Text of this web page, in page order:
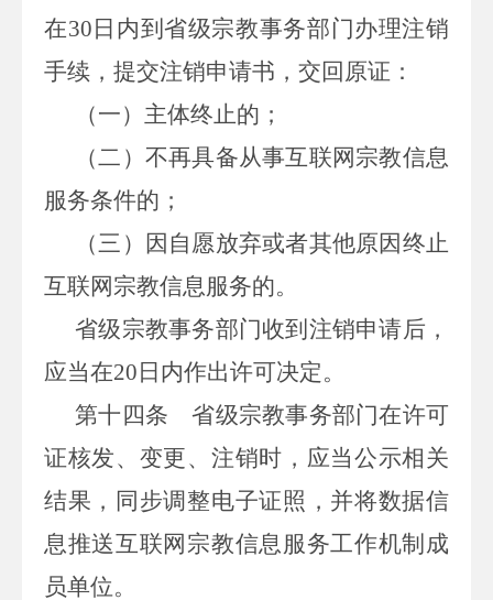
在30日内到省级宗教事务部门办理注销
手续，提交注销申请书，交回原证：
（一）主体终止的；
（二）不再具备从事互联网宗教信息
服务条件的；
（三）因自愿放弃或者其他原因终止
互联网宗教信息服务的。
省级宗教事务部门收到注销申请后，
应当在20日内作出许可决定。
第十四条 省级宗教事务部门在许可
证核发、变更、注销时，应当公示相关
结果，同步调整电子证照，并将数据信
息推送互联网宗教信息服务工作机制成
员单位。